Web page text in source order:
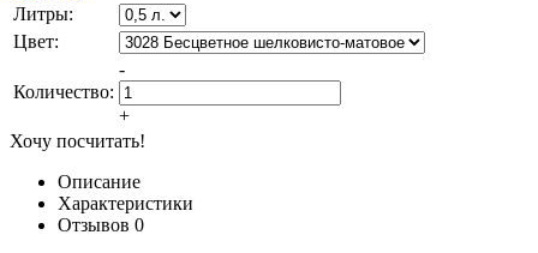
Литры:
Цвет:
Количество:
-
+
Хочу посчитать!
Описание
Характеристики
Отзывов 0